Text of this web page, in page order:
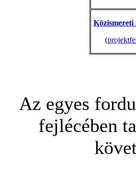
Közismereti
(
Az egyes
fejlécében